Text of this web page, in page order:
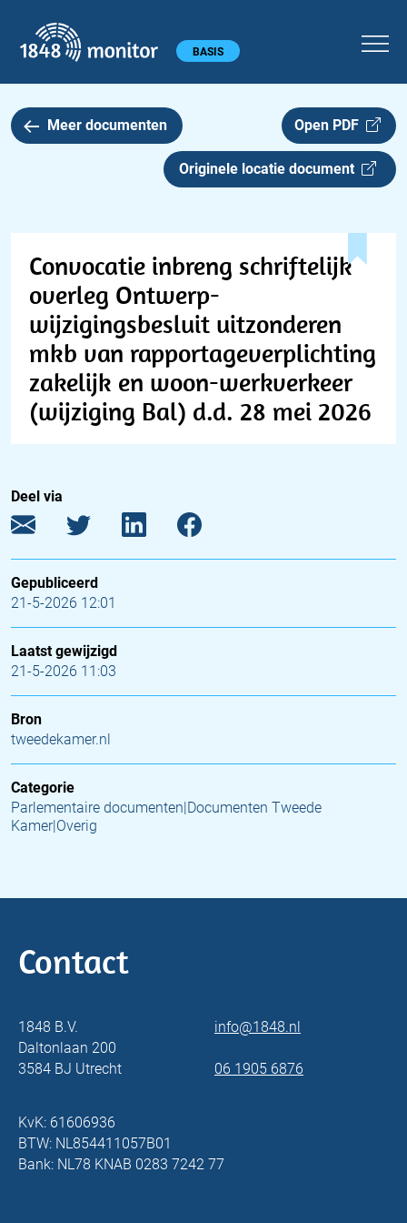
Hoofdmenu BASIS
Meer documenten Open PDF
Originele locatie document
Convocatie inbreng schriftelijk
overleg Ontwerp-
wijzigingsbesluit uitzonderen
mkb van rapportageverplichting
zakelijk en woon-werkverkeer
(wijziging Bal) d.d. 28 mei 2026
Deel via
Gepubliceerd
21-5-2026 12:01
Laatst gewijzigd
21-5-2026 11:03
Bron
tweedekamer.nl
Categorie
Parlementaire documenten|Documenten Tweede
Kamer|Overig
Contact
1848 B.V.
Daltonlaan 200
3584 BJ Utrecht
info@1848.nl
06 1905 6876
KvK: 61606936
BTW: NL854411057B01
Bank: NL78 KNAB 0283 7242 77